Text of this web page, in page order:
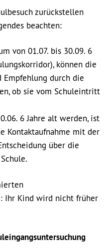
zurückstellen
beachten:
von 01.07. bis 30.09. 6
können die
Empfehlung durch die
ob sie vom Schuleintritt
6 Jahre alt werden, ist
Kontaktaufnahme mit der
über die
Ihr Kind wird nicht früher